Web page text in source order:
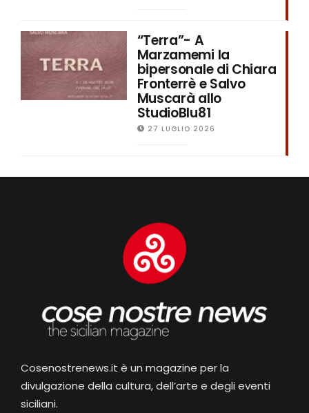
“Terra”- A
Marzamemi la
bipersonale di Chiara
Fronterrè e Salvo
Muscarà allo
StudioBlu81
27 LUGLIO 2026
Cosenostrenews.it è un magazine per la
divulgazione della cultura, dell’arte e degli eventi
siciliani.